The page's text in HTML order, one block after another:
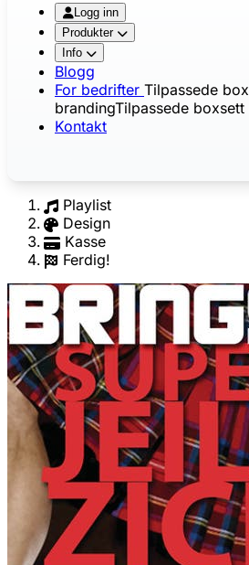
Logg inn
Produkter
Info
Blogg
For bedrifter Tilpassede
brandingTilpassede
Kontakt
Playlist
Design
Kasse
Ferdig!